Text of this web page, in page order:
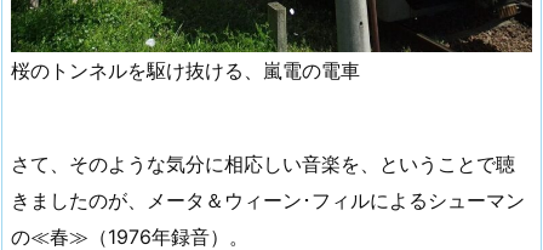
桜のトンネルを駆け抜ける、嵐電の電車
さて、そのような気分に相応しい音楽を、ということで聴
きましたのが、メータ＆ウィーン･フィルによるシューマン
の≪春≫（1976年録音）。